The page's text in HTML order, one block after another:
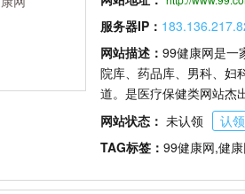
服务器IP：
网站描述： 99健康网是一
院库、药品库、男科、妇
道。是医疗保健类网站杰
网站状态： 未认领
认领
TAG标签： 99健康网,健